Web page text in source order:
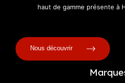
haut de gamme présente à
Nous découvrir